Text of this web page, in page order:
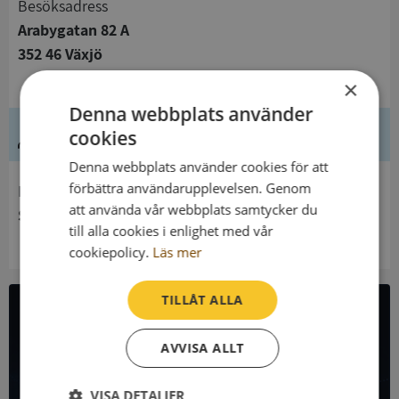
Besöksadress
Arabygatan 82 A
352 46 Växjö
Ledning
Innehavare
Samordningsförbundet Värend
All företagsdata i API
×
Denna webbplats använder
cookies
Denna webbplats använder cookies för att
förbättra användarupplevelsen. Genom
att använda vår webbplats samtycker du
till alla cookies i enlighet med vår
cookiepolicy. Läs mer
TILLÅT ALLA
AVVISA ALLT
VISA DETALJER